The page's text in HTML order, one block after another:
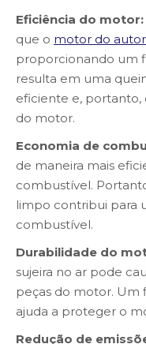
Eficiência do motor:
que o motor do
proporcionando um
resulta em uma
eficiente e,
do motor.
Economia de
de maneira mais
combustível.
limpo contribui para
combustível.
Durabilidade do
sujeira no ar pode
peças do motor.
ajuda a proteger o
Redução de